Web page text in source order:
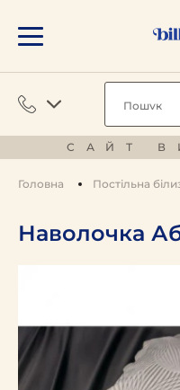
САЙТ
Головна Постільна
Наволочка